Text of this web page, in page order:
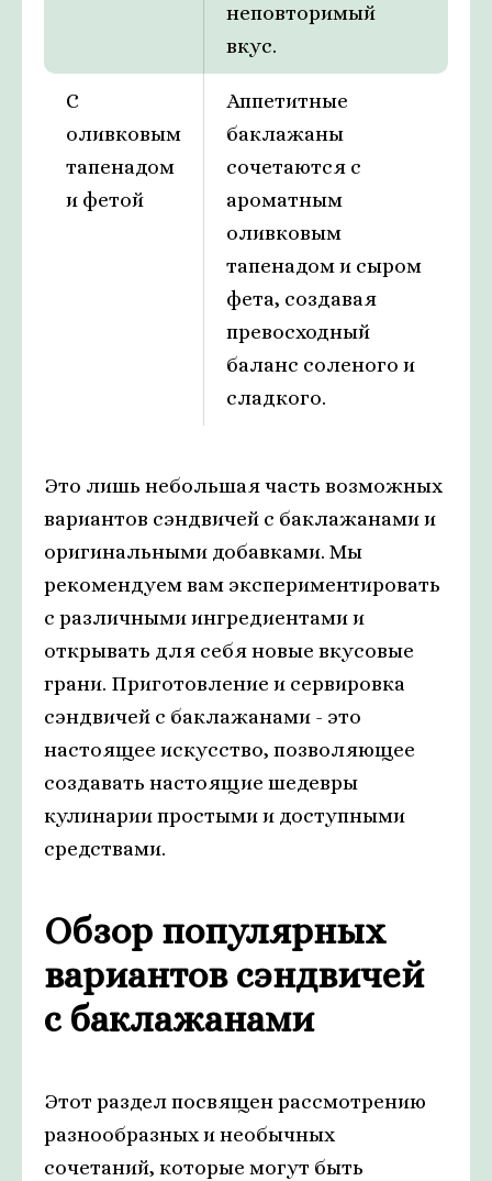
неповторимый
вкус.
С
оливковым
тапенадом
и фетой
Аппетитные
баклажаны
сочетаются с
ароматным
оливковым
тапенадом и сыром
фета, создавая
превосходный
баланс соленого и
сладкого.
Это лишь небольшая часть возможных
вариантов сэндвичей с баклажанами и
оригинальными добавками. Мы
рекомендуем вам экспериментировать
с различными ингредиентами и
открывать для себя новые вкусовые
грани. Приготовление и сервировка
сэндвичей с баклажанами - это
настоящее искусство, позволяющее
создавать настоящие шедевры
кулинарии простыми и доступными
средствами.
Обзор популярных
вариантов сэндвичей
с баклажанами
Этот раздел посвящен рассмотрению
разнообразных и необычных
сочетаний, которые могут быть